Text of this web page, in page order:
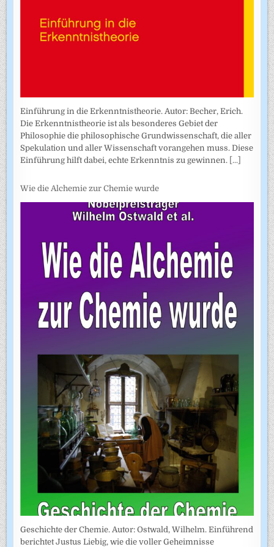
Einführung in die Erkenntnistheorie. Autor: Becher, Erich.
Die Erkenntnistheorie ist als besonderes Gebiet der
Philosophie die philosophische Grundwissenschaft, die aller
Spekulation und aller Wissenschaft vorangehen muss. Diese
Einführung hilft dabei, echte Erkenntnis zu gewinnen. [...]
Wie die Alchemie zur Chemie wurde
Geschichte der Chemie. Autor: Ostwald, Wilhelm. Einführend
berichtet Justus Liebig, wie die voller Geheimnisse